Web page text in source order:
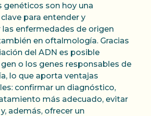
genéticos son hoy una
para entender y
enfermedades de origen
en oftalmología. Gracias
del ADN es posible
o los genes responsables de
lo que aporta ventajas
confirmar un diagnóstico,
más adecuado, evitar
además, ofrecer un